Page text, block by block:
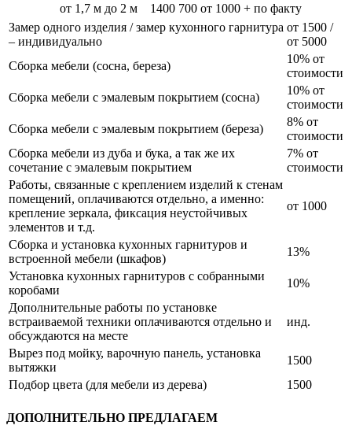
от 1,7 м до 2 м
1400 700 от 1000 + по факту
Замер одного изделия / замер кухонного гарнитура
– индивидуально
от 1500 /
от 5000
Сборка мебели (сосна, береза)
10% от
стоимости
Сборка мебели с эмалевым покрытием (сосна)
10% от
стоимости
Сборка мебели с эмалевым покрытием (береза)
8% от
стоимости
Сборка мебели из дуба и бука, а так же их
сочетание с эмалевым покрытием
7% от
стоимости
Работы, связанные с креплением изделий к стенам
помещений, оплачиваются отдельно, а именно:
крепление зеркала, фиксация неустойчивых
элементов и т.д.
от 1000
Сборка и установка кухонных гарнитуров и
встроенной мебели (шкафов)
13%
Установка кухонных гарнитуров с собранными
коробами
10%
Дополнительные работы по установке
встраиваемой техники оплачиваются отдельно и
обсуждаются на месте
инд.
Вырез под мойку, варочную панель, установка
вытяжки
1500
Подбор цвета (для мебели из дерева)
1500
ДОПОЛНИТЕЛЬНО ПРЕДЛАГАЕМ